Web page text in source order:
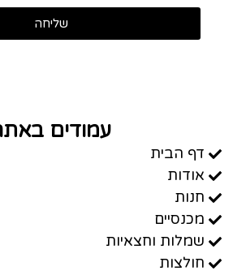
שליחה
עמודים
דף הבית
אודות
חנות
מכנסיים
שמלות וחצאיות
חולצות